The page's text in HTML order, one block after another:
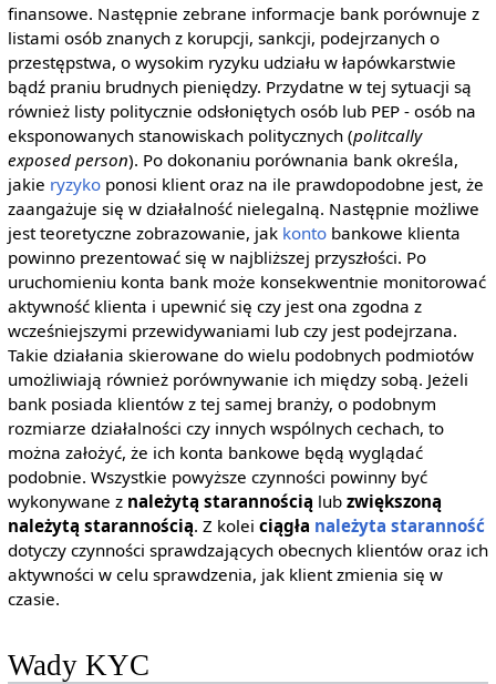
finansowe. Następnie zebrane informacje bank porównuje z
listami osób znanych z korupcji, sankcji, podejrzanych o
przestępstwa, o wysokim ryzyku udziału w łapówkarstwie
bądź praniu brudnych pieniędzy. Przydatne w tej sytuacji są
również listy politycznie odsłoniętych osób lub PEP - osób na
eksponowanych stanowiskach politycznych (politcally
exposed person). Po dokonaniu porównania bank określa,
jakie ryzykoponosi klient oraz na ile prawdopodobne jest, że
zaangażuje się w działalność nielegalną. Następnie możliwe
jest teoretyczne zobrazowanie, jak kontobankowe klienta
powinno prezentować się w najbliższej przyszłości. Po
uruchomieniu konta bank może konsekwentnie monitorować
aktywność klienta i upewnić się czy jest ona zgodna z
wcześniejszymi przewidywaniami lub czy jest podejrzana.
Takie działania skierowane do wielu podobnych podmiotów
umożliwiają również porównywanie ich między sobą. Jeżeli
bank posiada klientów z tej samej branży, o podobnym
rozmiarze działalności czy innych wspólnych cechach, to
można założyć, że ich konta bankowe będą wyglądać
podobnie. Wszystkie powyższe czynności powinny być
wykonywane z należytą starannością lub zwiększoną
należytą starannością. Z kolei ciągła należyta staranność
dotyczy czynności sprawdzających obecnych klientów oraz ich
aktywności w celu sprawdzenia, jak klient zmienia się w
czasie.
Wady KYC